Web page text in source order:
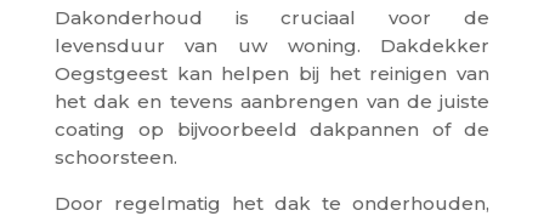
Dakonderhoud is cruciaal voor de
levensduur van uw woning. Dakdekker
Oegstgeest kan helpen bij het reinigen van
het dak en tevens aanbrengen van de juiste
coating op bijvoorbeeld dakpannen of de
schoorsteen.
Door regelmatig het dak te onderhouden,